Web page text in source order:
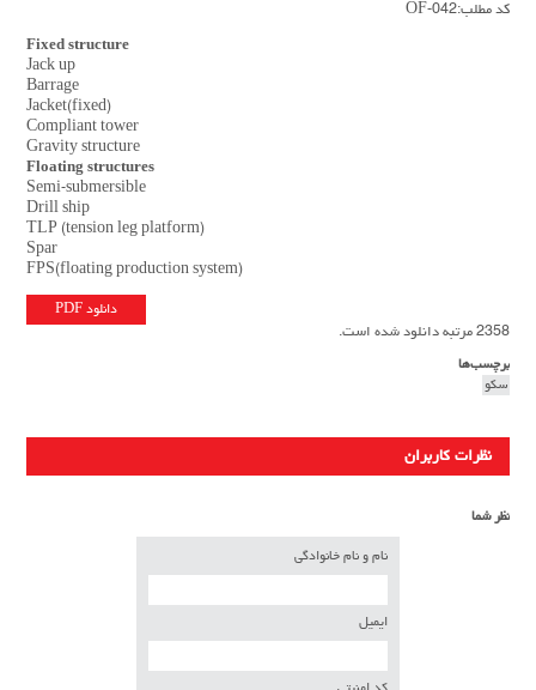
کد مطلب:OF-042
Fixed structure
Jack up
Barrage
Jacket(fixed)
Compliant tower
Gravity structure
Floating structures
Semi-submersible
Drill ship
TLP (tension leg platform)
Spar
FPS(floating production system)
دانلود PDF
2358 مرتبه دانلود شده است.
برچسب‌ها
سکو
نظرات کاربران
نظر شما
نام و نام خانوادگی
ایمیل